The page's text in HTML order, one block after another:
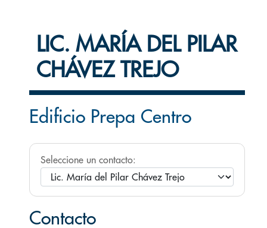
LIC. MARÍA DEL PILAR
CHÁVEZ TREJO
Edificio Prepa Centro
Seleccione un contacto:
Contacto